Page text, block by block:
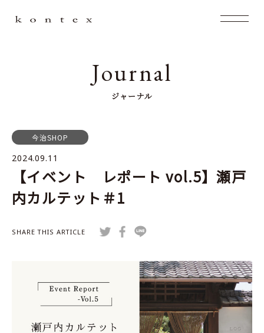
Journal
ジャーナル
今治SHOP
2024.09.11
【イベント レポート vol.5】瀬戸
内カルテット＃1
SHARE THIS ARTICLE